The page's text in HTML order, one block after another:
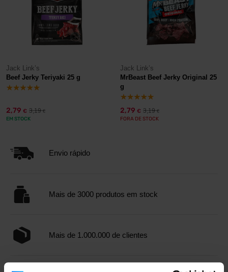
Jack Link’s
Beef Jerky Teriyaki 25 g
2,79 € 3,19€
EM STOCK
Jack Link’s
MrBeast Beef Jerky Original 25
g
2,79 € 3,19€
FORA DE STOCK
Envio rápido
Mais de 3000 produtos em stock
Mais de 1.000.000 de clientes